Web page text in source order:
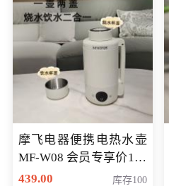
摩飞电器便携电热水壶
MF-W08 会员专享价198
元
439.00 库存100